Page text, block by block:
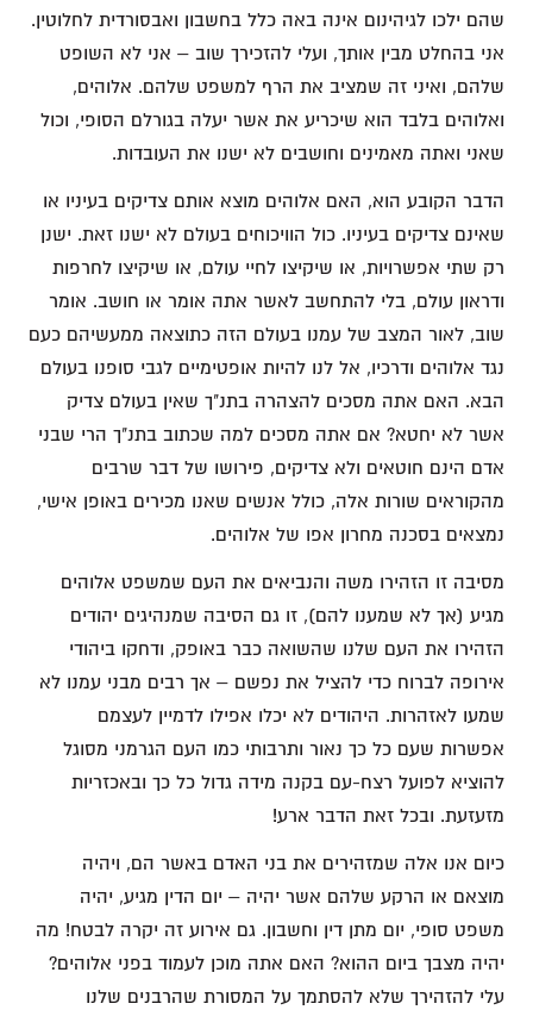
שהם ילכו לגיהינום אינה באה כלל בחשבון ואבסורדית לחלוטין.
אני בהחלט מבין אותך, ועלי להזכירך שוב – אני לא השופט
שלהם, ואיני זה שמציב את הרף למשפט שלהם. אלוהים,
ואלוהים בלבד הוא שיכריע את אשר יעלה בגורלם הסופי, וכול
שאני ואתה מאמינים וחושבים לא ישנו את העובדות.
הדבר הקובע הוא, האם אלוהים מוצא אותם צדיקים בעיניו או
שאינם צדיקים בעיניו. כול הוויכוחים בעולם לא ישנו זאת. ישנן
רק שתי אפשרויות, או שיקיצו לחיי עולם, או שיקיצו לחרפות
ודראון עולם, בלי להתחשב לאשר אתה אומר או חושב. אומר
שוב, לאור המצב של עמנו בעולם הזה כתוצאה ממעשיהם כעם
נגד אלוהים ודרכיו, אל לנו להיות אופטימיים לגבי סופנו בעולם
הבא. האם אתה מסכים להצהרה בתנ"ך שאין בעולם צדיק
אשר לא יחטא? אם אתה מסכים למה שכתוב בתנ"ך הרי שבני
אדם הינם חוטאים ולא צדיקים, פירושו של דבר שרבים
מהקוראים שורות אלה, כולל אנשים שאנו מכירים באופן אישי,
נמצאים בסכנה מחרון אפו של אלוהים.
מסיבה זו הזהירו משה והנביאים את העם שמשפט אלוהים
מגיע (אך לא שמענו להם), זו גם הסיבה שמנהיגים יהודים
הזהירו את העם שלנו שהשואה כבר באופק, ודחקו ביהודי
אירופה לברוח כדי להציל את נפשם – אך רבים מבני עמנו לא
שמעו לאזהרות. היהודים לא יכלו אפילו לדמיין לעצמם
אפשרות שעם כל כך נאור ותרבותי כמו העם הגרמני מסוגל
להוציא לפועל רצח-עם בקנה מידה גדול כל כך ובאכזריות
מזעזעת. ובכל זאת הדבר ארע!
כיום אנו אלה שמזהירים את בני האדם באשר הם, ויהיה
מוצאם או הרקע שלהם אשר יהיה – יום הדין מגיע, יהיה
משפט סופי, יום מתן דין וחשבון. גם אירוע זה יקרה לבטח! מה
יהיה מצבך ביום ההוא? האם אתה מוכן לעמוד בפני אלוהים?
עלי להזהירך שלא להסתמך על המסורת שהרבנים שלנו